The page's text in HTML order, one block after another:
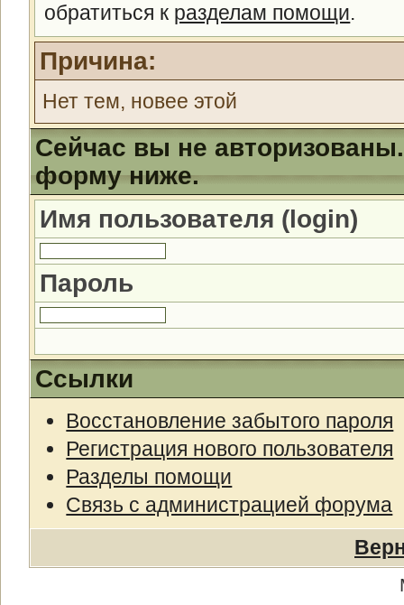
обратиться к разделам помощи.
Причина:
Нет тем, новее этой
Сейчас вы не
форму ниже.
Имя пользователя (login)
Пароль
Ссылки
Восстановление забытого пароля
Регистрация нового пользователя
Разделы помощи
Связь с администрацией форума